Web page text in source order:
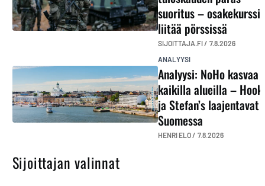
suoritus – osakekurssi
liitää pörssissä
SIJOITTAJA.FI / 7.8.2026
ANALYYSI
Analyysi: NoHo kasvaa
kaikilla alueilla – Hook
ja Stefan’s laajentavat
Suomessa
HENRI ELO / 7.8.2026
Sijoittajan valinnat